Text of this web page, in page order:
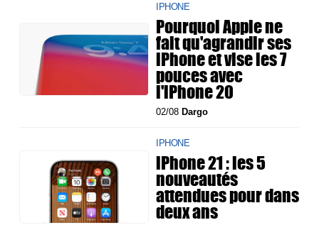
IPHONE
Pourquoi Apple ne
fait qu'agrandir ses
iPhone et vise les 7
pouces avec
l'iPhone 20
02/08 Dargo
IPHONE
iPhone 21 : les 5
nouveautés
attendues pour dans
deux ans